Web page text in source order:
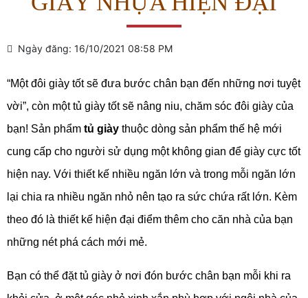
Ngày đăng: 16/10/2021 08:58 PM
“Một đôi giày tốt sẽ đưa bước chân bạn đến những nơi tuyệt
vời”, còn một tủ giày tốt sẽ nâng niu, chăm sóc đôi giày của
bạn! Sản phẩm tủ giày thuộc dòng sản phẩm thế hệ mới
cung cấp cho người sử dụng một không gian để giày cực tốt
hiện nay. Với thiết kế nhiều ngăn lớn và trong mỗi ngăn lớn
lại chia ra nhiều ngăn nhỏ nên tạo ra sức chứa rất lớn. Kèm
theo đó là thiết kế hiện đại điểm thêm cho căn nhà của bạn
những nét phá cách mới mẻ.
Bạn có thể đặt tủ giày ở nơi đón bước chân bạn mỗi khi ra